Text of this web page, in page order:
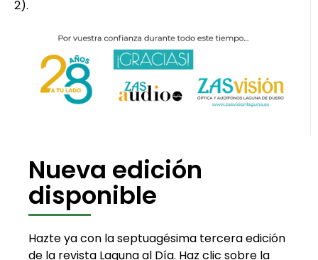
2).
Nueva edición
disponible
Hazte ya con la septuagésima tercera edición
de la revista Laguna al Día. Haz clic sobre la